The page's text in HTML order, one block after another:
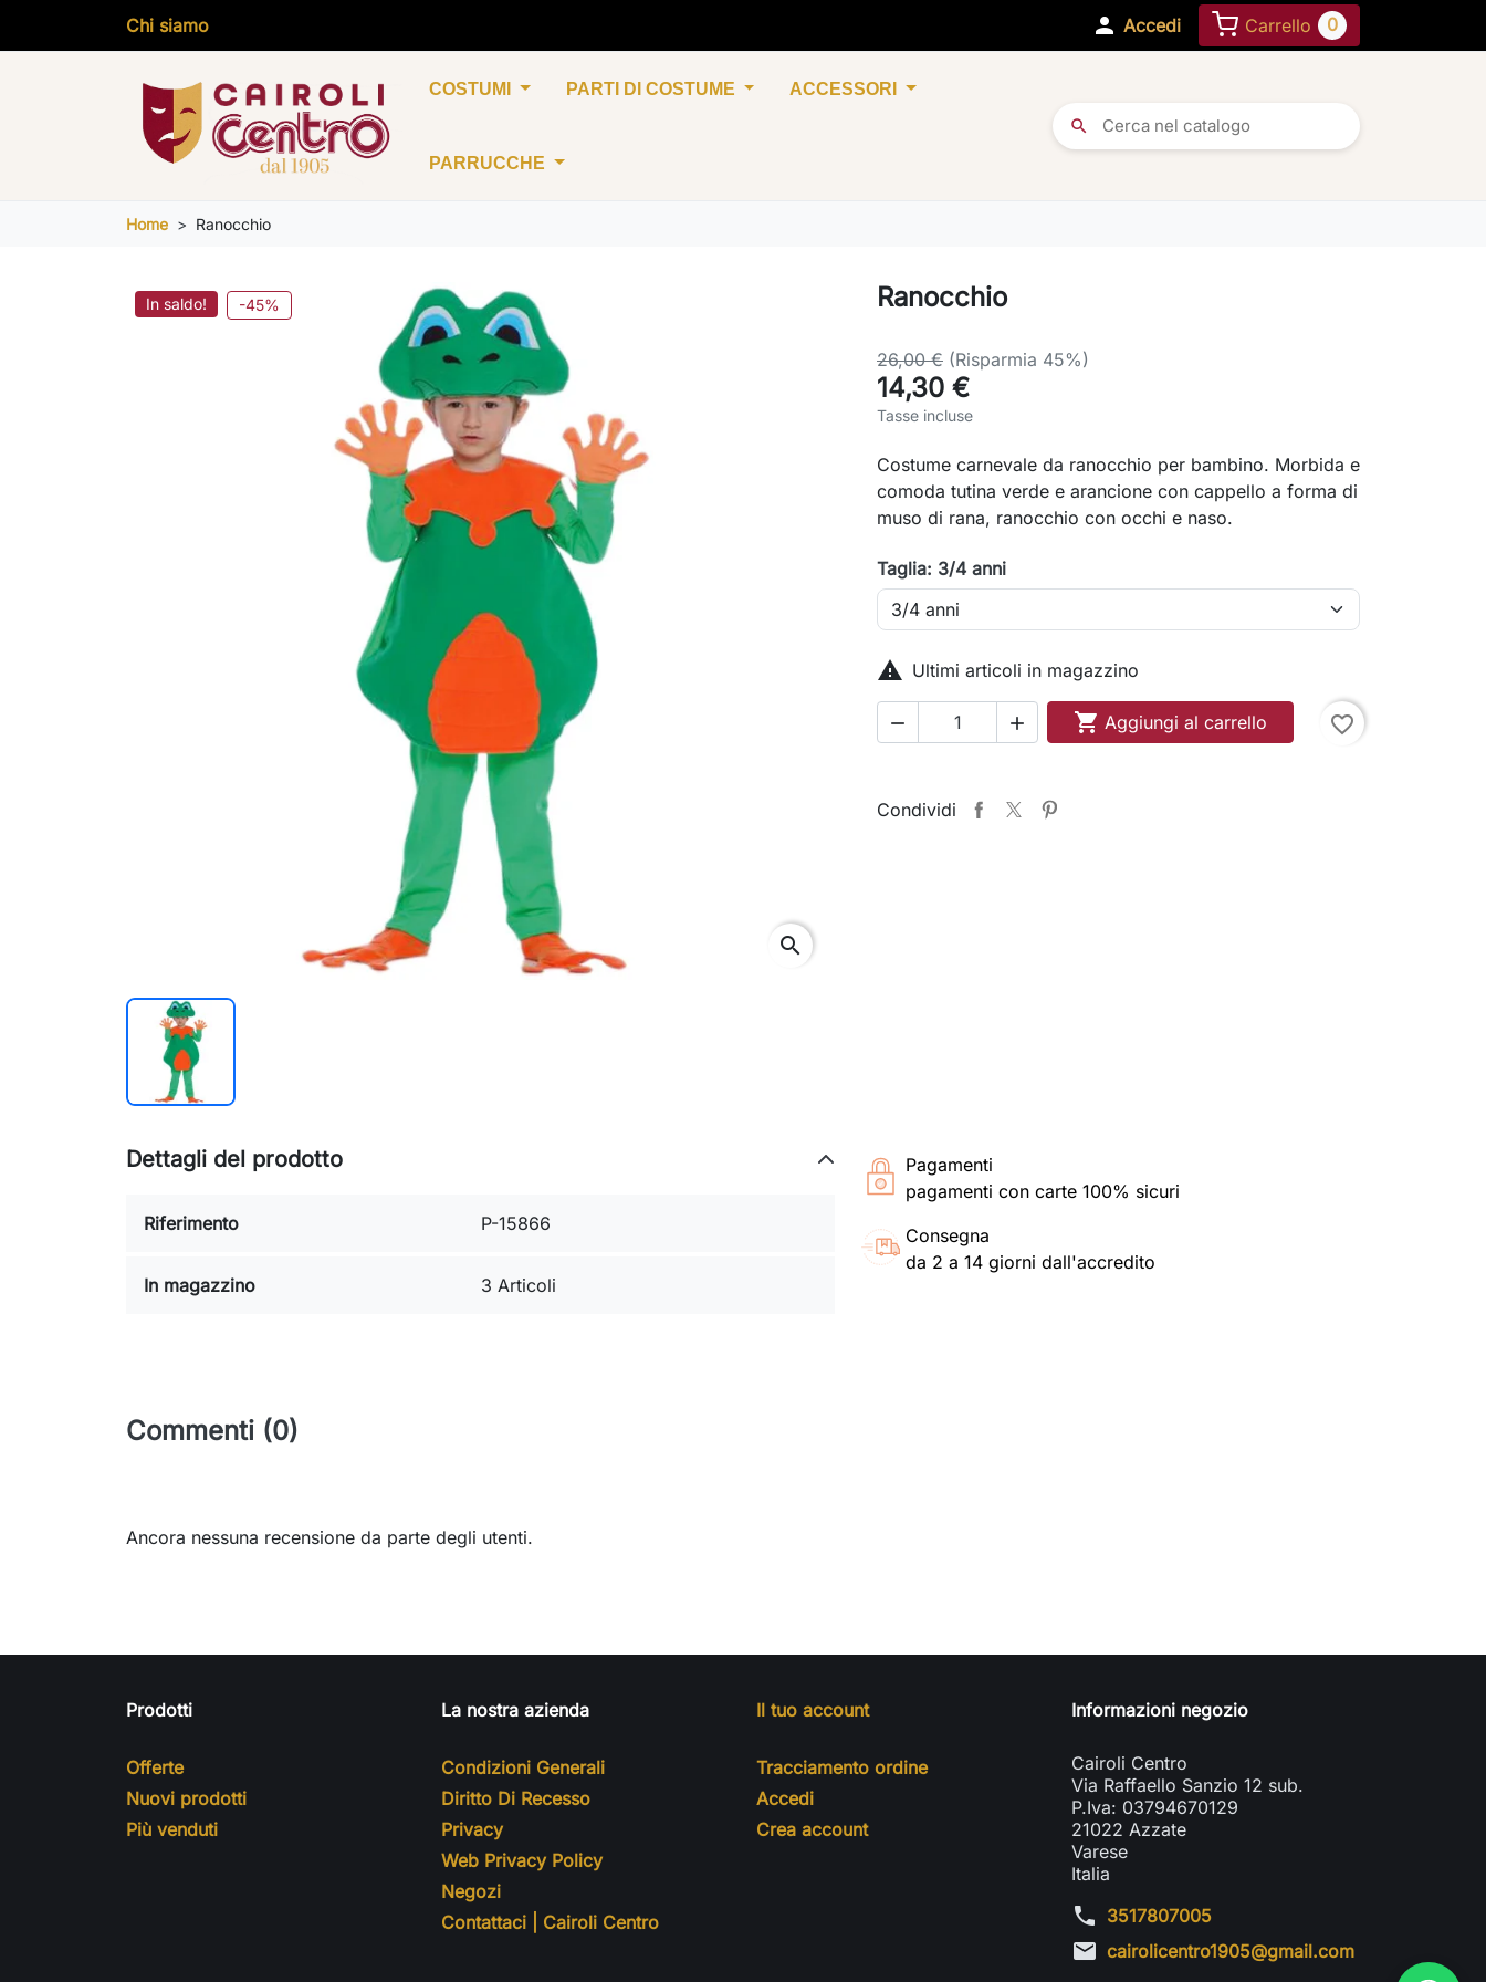
Chi siamo  Accedi Carrello 0
COSTUMI PARTI DI COSTUME ACCESSORI
PARRUCCHE
search
Home Ranocchio
In saldo! -45%
search
Ranocchio
26,00 € (Risparmia 45%)
14,30 €
Tasse incluse
Costume carnevale da ranocchio per bambino. Morbida e
comoda tutina verde e arancione con cappello a forma di
muso di rana, ranocchio con occhi e naso.
Taglia: 3/4 anni
 Ultimi articoli in magazzino
   Aggiungi al carrello favorite_border
Condividi
Pagamenti
pagamenti con carte 100% sicuri
Consegna
da 2 a 14 giorni dall'accredito
Dettagli del prodotto
Riferimento P-15866
In magazzino 3 Articoli
Commenti (0)
Ancora nessuna recensione da parte degli utenti.
Prodotti
Offerte
Nuovi prodotti
Più venduti
La nostra azienda
Condizioni Generali
Diritto Di Recesso
Privacy
Web Privacy Policy
Negozi
Contattaci | Cairoli Centro
Il tuo account
Tracciamento ordine
Accedi
Crea account
Informazioni negozio
Cairoli Centro
Via Raffaello Sanzio 12 sub.
P.Iva: 03794670129
21022 Azzate
Varese
Italia
phone 3517807005
mail cairolicentro1905@gmail.com